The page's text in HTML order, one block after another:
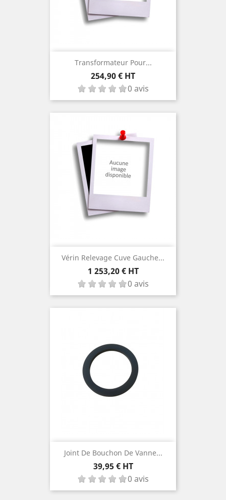
Transformateur Pour...
Prix
254,90 € HT
0 avis
Vérin Relevage Cuve Gauche...
Prix
1 253,20 € HT
0 avis
Joint De Bouchon De Vanne...
Prix
39,95 € HT
0 avis